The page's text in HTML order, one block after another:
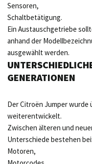
Sensoren,
Schaltbetätigung.
Ein Austauschgetriebe
anhand der
ausgewählt werden.
GENERATIONEN
Der Citroën Jumper wurde
weiterentwickelt.
Zwischen älteren und
Unterschiede bestehen bei:
Motoren,